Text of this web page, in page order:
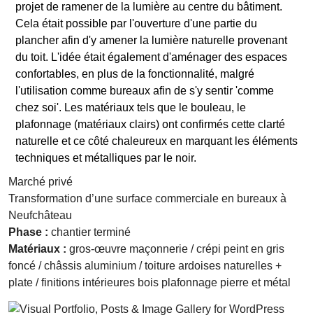
projet de ramener de la lumière au centre du bâtiment.
Cela était possible par l'ouverture d'une partie du
plancher afin d'y amener la lumière naturelle provenant
du toit. L'idée était également d'aménager des espaces
confortables, en plus de la fonctionnalité, malgré
l'utilisation comme bureaux afin de s'y sentir 'comme
chez soi'. Les matériaux tels que le bouleau, le
plafonnage (matériaux clairs) ont confirmés cette clarté
naturelle et ce côté chaleureux en marquant les éléments
techniques et métalliques par le noir.
Marché privé
Transformation d’une surface commerciale en bureaux à
Neufchâteau
Phase : chantier terminé
Matériaux : gros-œuvre maçonnerie / crépi peint en gris
foncé / châssis aluminium / toiture ardoises naturelles +
plate / finitions intérieures bois plafonnage pierre et métal